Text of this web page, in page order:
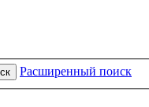
Расширенный поиск